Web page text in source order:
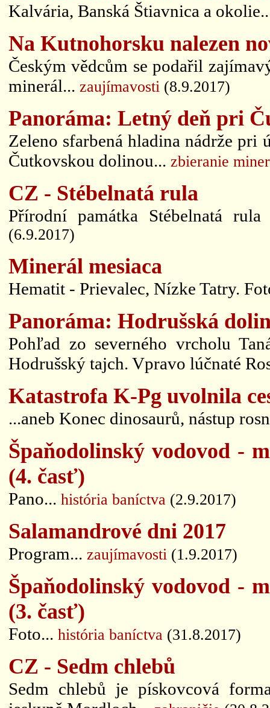
Kalvária, Banská Štiavnica a
Na Kutnohorsku nalezen
Českým vědcům se podařil
minerál... zaujímavosti (8.9.2017)
Panoráma: Letný deň pri
Zeleno sfarbená hladina nádrže pri
Čutkovskou dolinou... zbieranie
CZ - Stébelnatá rula
Přírodní památka Stébelnatá
(6.9.2017)
Minerál mesiaca
Hematit - Prievalec, Nízke Tatry.
Panoráma: Hodrušská
Pohľad zo severného vrcholu
Hodrušský tajch. Vpravo lúčnaté
Katastrofa K-Pg uvolnila
...aneb Konec dinosaurů, nástup
Špaňodolinský vodovod -
(4. časť)
Pano... história baníctva (2.9.2017)
Salamandrové dni 2017
Program... zaujímavosti (1.9.2017)
Špaňodolinský vodovod -
(3. časť)
Foto... história baníctva (31.8.2017)
CZ - Sedm chlebů
Sedm chlebů je pískovcová